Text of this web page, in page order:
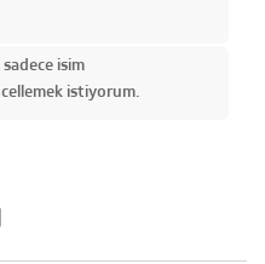
isim
istiyorum.